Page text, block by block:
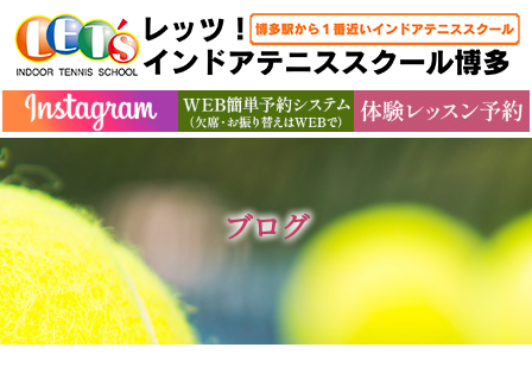
ブログ